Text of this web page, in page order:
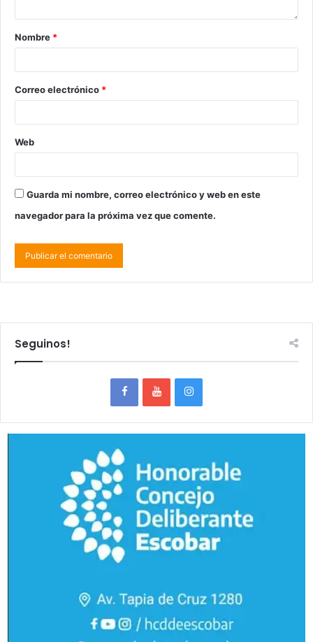
Nombre *
Correo electrónico *
Web
Guarda mi nombre, correo electrónico y web en este
navegador para la próxima vez que comente.
Seguinos!